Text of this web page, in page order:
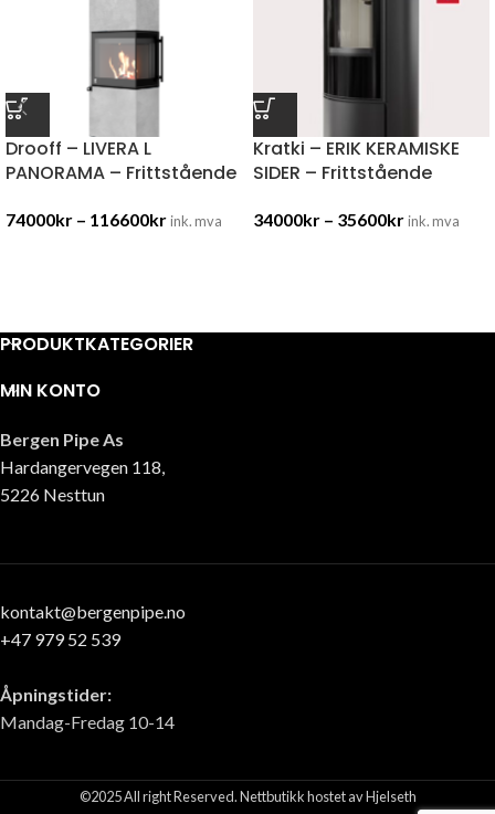
Drooff – LIVERA L
PANORAMA – Frittstående
74000kr – 116600krink. mva
Kratki – ERIK KERAMISKE
SIDER – Frittstående
34000kr – 35600krink. mva
PRODUKTKATEGORIER
MIN KONTO
Bergen Pipe As
Hardangervegen 118,
5226 Nesttun
kontakt@bergenpipe.no
+47 979 52 539
Åpningstider:
Mandag-Fredag 10-14
©2025 All right Reserved. Nettbutikk hostet av Hjelseth